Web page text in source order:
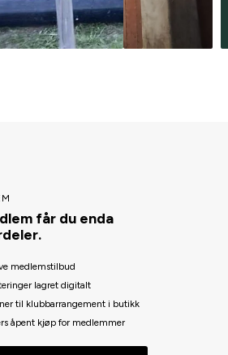
får du enda
medlemstilbud
lagret digitalt
til klubbarrangement i butikk
åpent kjøp for medlemmer